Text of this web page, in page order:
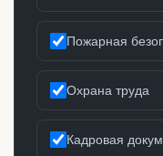
Пожарная
Охрана труда
Кадровая